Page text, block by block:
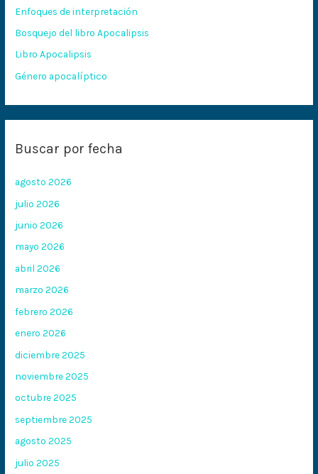
o
r
:
Enfoques de interpretación
Bosquejo del libro Apocalipsis
Libro Apocalipsis
Género apocalíptico
Buscar por fecha
agosto 2026
julio 2026
junio 2026
mayo 2026
abril 2026
marzo 2026
febrero 2026
enero 2026
diciembre 2025
noviembre 2025
octubre 2025
septiembre 2025
agosto 2025
julio 2025